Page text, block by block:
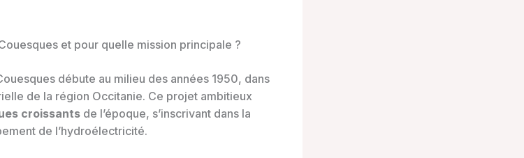
et pour quelle mission principale ?
débute au milieu des années 1950, dans
de la région Occitanie. Ce projet ambitieux
croissants de l’époque, s’inscrivant dans la
de l’hydroélectricité.